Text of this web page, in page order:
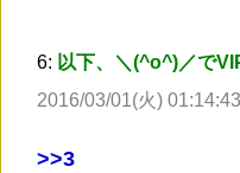
6: 以下、＼(^o^)／で
2016/03/01(火)
>>3